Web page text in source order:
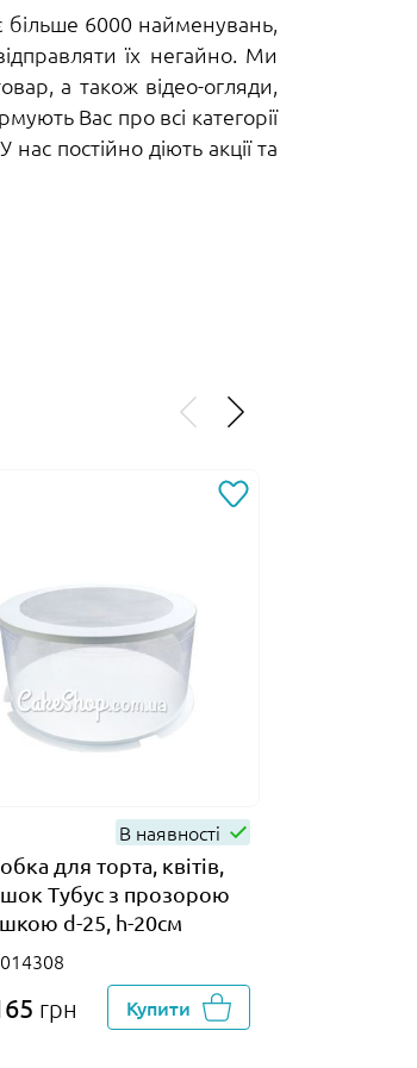
більше 6000 найменувань,
їх негайно. Ми
а також відео-огляди,
Вас про всі категорії
постійно діють акції та
В наявності
для торта, квітів,
Тубус з прозорою
d-25, h-20см
грн Купити